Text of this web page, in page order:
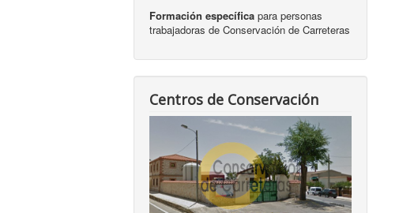
Formación específica para personas
trabajadoras de Conservación de Carreteras
Centros de Conservación